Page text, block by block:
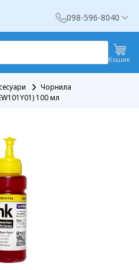
098-596-8040
Кошик
Чорнила
100 мл